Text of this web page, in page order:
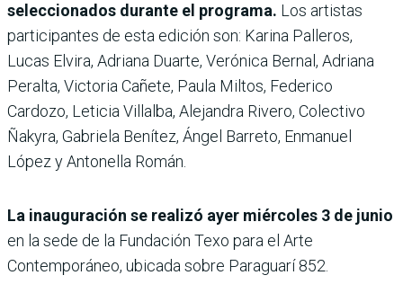
seleccionados durante el programa. Los artistas
participantes de esta edición son: Karina Palleros,
Lucas Elvira, Adriana Duarte, Verónica Bernal, Adriana
Peralta, Victoria Cañete, Paula Miltos, Federico
Cardozo, Leticia Villalba, Alejandra Rivero, Colectivo
Ñakyra, Gabriela Benítez, Ángel Barreto, Enmanuel
López y Antonella Román.
La inauguración se realizó ayer miércoles 3 de junio
en la sede de la Fundación Texo para el Arte
Contemporáneo, ubicada sobre Paraguarí 852.